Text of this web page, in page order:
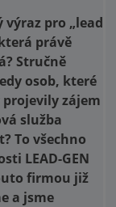
pro „lead
právě
Stručně
osob, které
zájem
služba
To všechno
LEAD-GEN
firmou již
a jsme